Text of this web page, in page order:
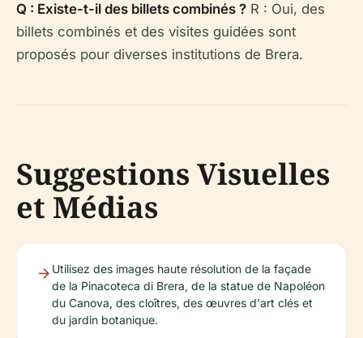
Q : Existe-t-il des billets combinés ? R : Oui, des
billets combinés et des visites guidées sont
proposés pour diverses institutions de Brera.
Suggestions Visuelles
et Médias
Utilisez des images haute résolution de la façade
de la Pinacoteca di Brera, de la statue de Napoléon
du Canova, des cloîtres, des œuvres d'art clés et
du jardin botanique.